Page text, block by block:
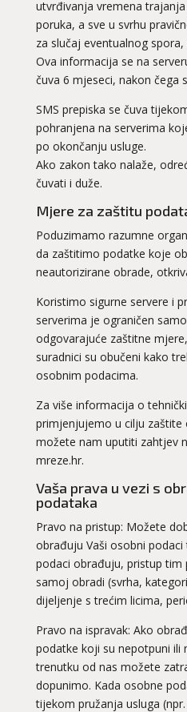
utvrđivanja vremena
poruka, a sve u svrhu
za slučaj eventualnog
Ova informacija se na
čuva 6 mjeseci, nakon čega
SMS prepiska se čuva
pohranjena na serverima
po okončanju usluge.
Ako zakon tako nalaže,
čuvati i duže.
Mjere za zaštitu
Poduzimamo razumne
da zaštitimo podatke koje
neautorizirane obrade,
Koristimo sigurne servere i
serverima je ograničen
odgovarajuće zaštitne
suradnici su obučeni kako
osobnim podacima.
Za više informacija o
primjenjujemo u cilju zaštite
možete nam uputiti zahtjev
mreze.hr.
Vaša prava u vezi s
podataka
Pravo na pristup: Možete
obrađuju Vaši osobni
podaci obrađuju, pristup
samoj obradi (svrha,
dijeljenje s trećim licima,
Pravo na ispravak: Ako
podatke koji su nepotpuni ili
trenutku od nas možete
dopunimo. Kada osobne
tijekom pružanja usluga